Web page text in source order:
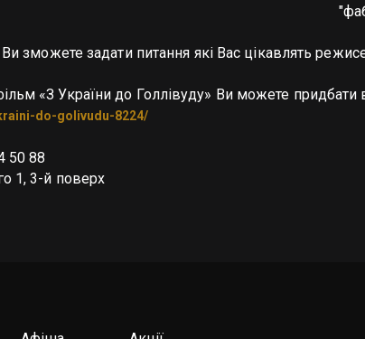
зможете задати питання які Вас цікавлять
do-golivudu-8224/
50 88
1, 3-й поверх